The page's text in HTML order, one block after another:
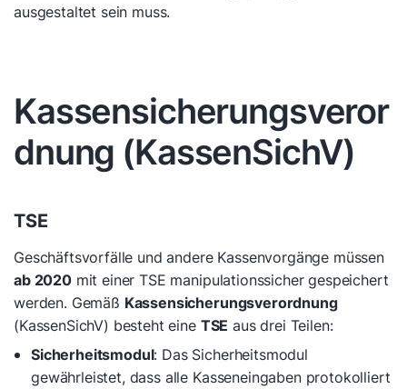
ausgestaltet sein muss.
Kassensicherungsveror
dnung (KassenSichV)
TSE
Geschäftsvorfälle und andere Kassenvorgänge müssen
ab 2020mit einer TSE manipulationssicher gespeichert
werden. Gemäß Kassensicherungsverordnung
(KassenSichV) besteht eine TSE aus drei Teilen:
Sicherheitsmodul: Das Sicherheitsmodul
gewährleistet, dass alle Kasseneingaben protokolliert